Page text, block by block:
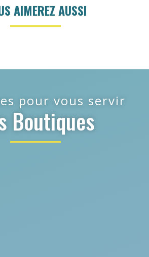
AIMEREZ AUSSI
pour vous servir
Boutiques